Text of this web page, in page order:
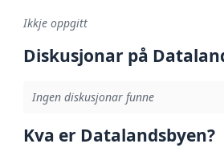
Ikkje oppgitt
Diskusjonar på
Ingen diskusjonar funne
Kva er Datalandsbyen?